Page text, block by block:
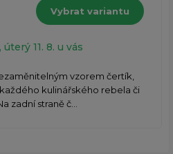
Vybrat variantu
, úterý 11. 8. u vás
vzorem čertík,
kulinářského rebela či
zadní straně č...